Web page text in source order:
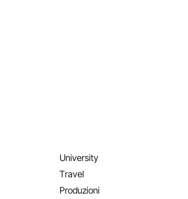
University
Travel
Produzioni